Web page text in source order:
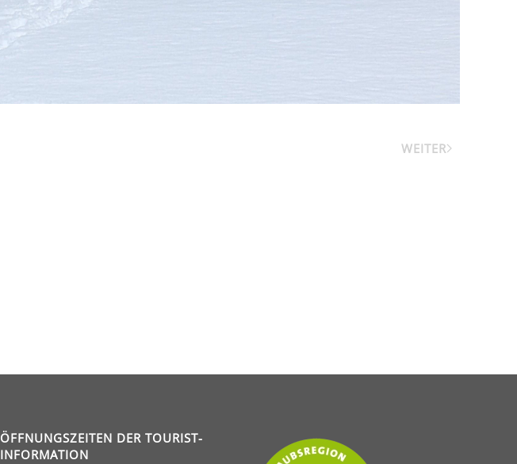
WEITER
ÖFFNUNGSZEITEN DER TOURIST-
INFORMATION